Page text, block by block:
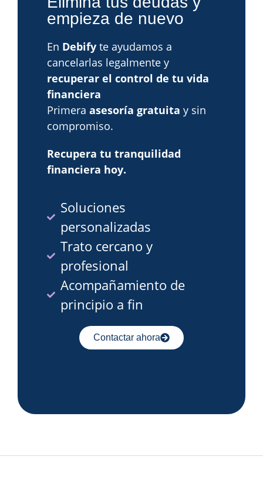
empieza de nuevo
En Debify te ayudamos a
cancelarlas legalmente y
recuperar el control de tu vida
financiera
Primera asesoría gratuita y sin
compromiso.
Recupera tu tranquilidad
financiera hoy.
Soluciones
personalizadas
Trato cercano y
profesional
Acompañamiento de
principio a fin
Contactar ahora